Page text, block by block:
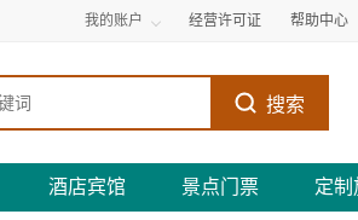
我的账户 经营许可证 帮助中心
搜索
酒店宾馆 景点门票 定制